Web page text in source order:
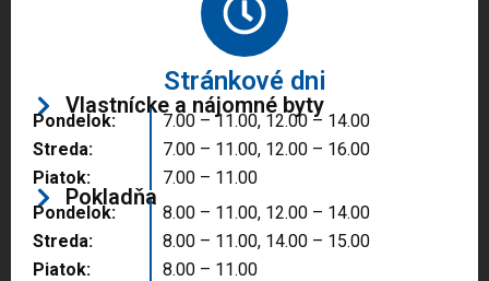
Stránkové dni
Vlastnícke a nájomné byty
Pondelok:
Streda:
Piatok:
7.00 – 11.00, 12.00 – 14.00
7.00 – 11.00, 12.00 – 16.00
7.00 – 11.00
Pokladňa
Pondelok:
Streda:
Piatok:
8.00 – 11.00, 12.00 – 14.00
8.00 – 11.00, 14.00 – 15.00
8.00 – 11.00